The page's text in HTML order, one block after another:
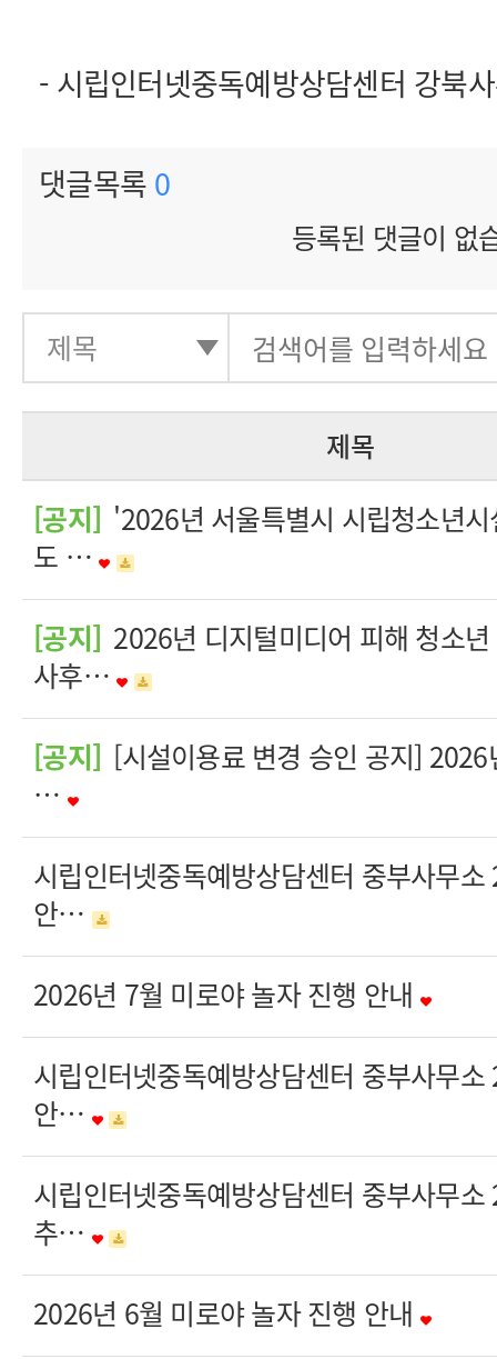
- 시립인터넷중독예방상담센터 강북
댓글목록 0
등록된 댓글이 없
제목
[공지] '2026년 서울특별시 시립청소년
도 …
[공지] 2026년 디지털미디어 피해 청소
사후…
[공지] [시설이용료 변경 승인 공지]
…
시립인터넷중독예방상담센터 중부사무
안…
2026년 7월 미로야 놀자 진행 안내
시립인터넷중독예방상담센터 중부사무
안…
시립인터넷중독예방상담센터 중부사무
추…
2026년 6월 미로야 놀자 진행 안내